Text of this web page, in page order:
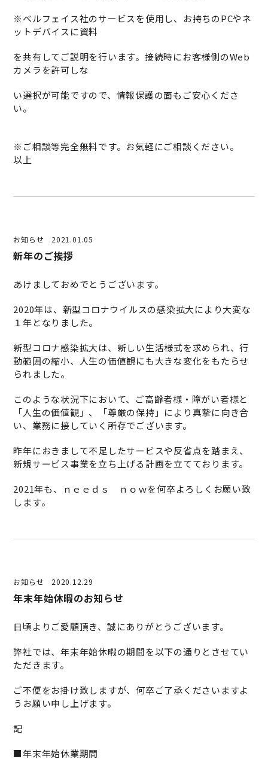
※ベルフェイス社のサービスを使用し、お持ちのPCやネ
ットデバイスに資料
を共有してご説明を行います。接続時にお客様側のWeb
カメラを許可しな
い選択が可能ですので、情報保護の面もご安心くださ
い。
※ご相談等完全無料です。お気軽にご相談ください。
以上
お知らせ 2021.01.05
新年のご挨拶
あけましておめでとうございます。
2020年は、新型コロナウイルスの感染拡大により大変な
１年となりました。
新型コロナ感染拡大は、新しい生活様式を求められ、行
動範囲の縮小、人生の価値観にも大きな変化をもたらせ
られました。
このような状況下において、ご高齢者様・障がい者様と
「人生の価値観」、「尊厳の保持」により真摯に向き合
い、業務に接していく所存でございます。
昨年におきまして不足したサービスや反省点を踏まえ、
新規サービス事業を立ち上げる計画を立てております。
2021年も、ｎｅｅｄｓ ｎｏｗを何卒よろしくお願い致
します。
お知らせ 2020.12.29
年末年始休暇のお知らせ
日頃よりご愛顧頂き、誠にありがとうございます。
弊社では、年末年始休暇の期間を以下の通りとさせてい
ただきます。
ご不便をお掛け致しますが、何卒ご了承くださいますよ
うお願い申し上げます。
記
■年末年始休業期間